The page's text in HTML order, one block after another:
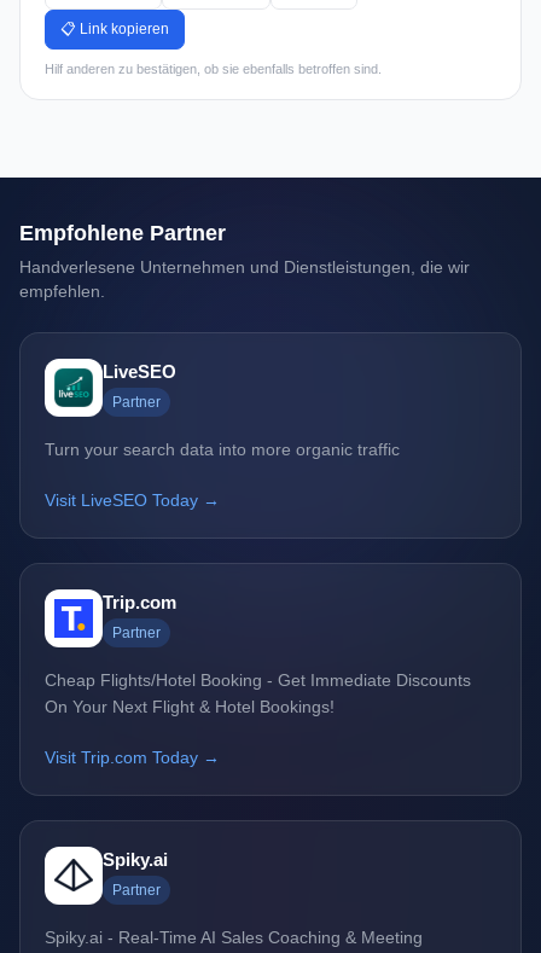
📋 Link kopieren
Hilf anderen zu bestätigen, ob sie ebenfalls betroffen sind.
Empfohlene Partner
Handverlesene Unternehmen und Dienstleistungen, die wir
empfehlen.
LiveSEO
Partner
Turn your search data into more organic traffic
Visit LiveSEO Today →
Trip.com
Partner
Cheap Flights/Hotel Booking - Get Immediate Discounts
On Your Next Flight & Hotel Bookings!
Visit Trip.com Today →
Spiky.ai
Partner
Spiky.ai - Real-Time AI Sales Coaching & Meeting